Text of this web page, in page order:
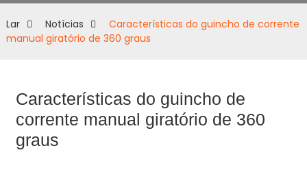
Lar Notícias
Características do guincho de corrente
manual giratório de 360 ​​graus
Características do guincho de
corrente manual giratório de 360 ​​
graus